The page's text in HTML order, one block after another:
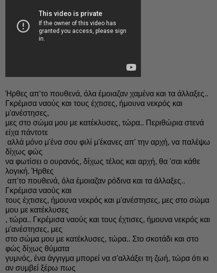
Ήρθες απ'το πουθενά, όλα έμοιαζαν χαμένα και τα άλλαξες..
Γκρέμισα ναούς και τους έχτισες, ήμουνα νεκρός και
μ'ανέστησες,
μες στο σώμα μου με κατέκλυσες, τώρα.. Περιθώρια στενά
είχα πάντοτε
αλλά μόνο μ'ένα σου φιλί μ'έκανες απ' την αρχή, να παλέψω
δίχως φώς
να φωτίσει ο ουρανός, δίχως τέλος και αρχή, θα 'σαι κάθε
λογική. Ήρθες
απ'το πουθενά, όλα έμοιαζαν ρόδινα και τα άλλαξες..
Γκρέμισα ναούς και
τους έχτισες, ήμουνα νεκρός και μ'ανέστησες, μες στο σώμα
μου με κατέκλυσες
, τώρα.. Γκρέμισα ναούς και τους έχτισες, ήμουνα νεκρός και
μ'ανέστησες, μες
στο σώμα μου με κατέκλυσες, τώρα.. Στο σκοτάδι και στο
φώς δίχως θύματα
γυμνός, ένα άγγιγμα μπορεί να σ'αλλάξει τη ζωή, τώρα ότι κι
αν συμβεί ξέρω πως